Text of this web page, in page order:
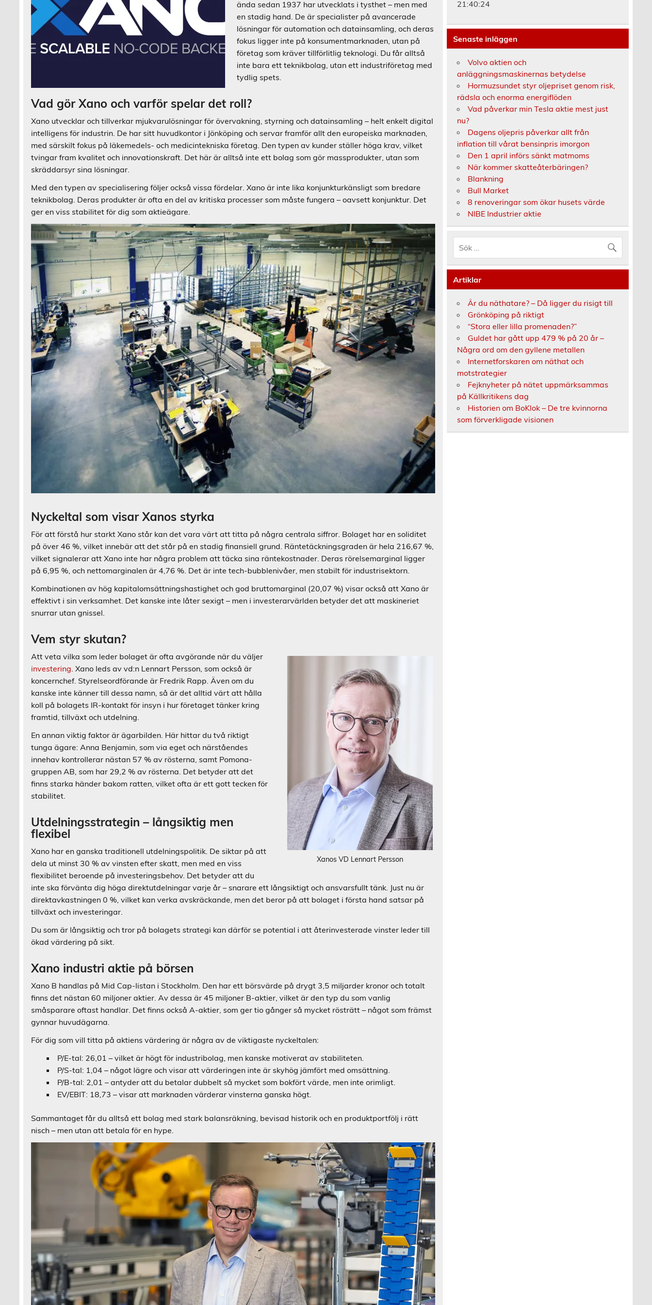
ända sedan 1937 har utvecklats i tysthet – men med
en stadig hand. De är specialister på avancerade
lösningar för automation och datainsamling, och deras
fokus ligger inte på konsumentmarknaden, utan på
företag som kräver tillförlitlig teknologi. Du får alltså
inte bara ett teknikbolag, utan ett industriföretag med
tydlig spets.
Vad gör Xano och varför spelar det roll?
Xano utvecklar och tillverkar mjukvarulösningar för övervakning, styrning och datainsamling – helt enkelt digital
intelligens för industrin. De har sitt huvudkontor i Jönköping och servar framför allt den europeiska marknaden,
med särskilt fokus på läkemedels- och medicintekniska företag. Den typen av kunder ställer höga krav, vilket
tvingar fram kvalitet och innovationskraft. Det här är alltså inte ett bolag som gör massprodukter, utan som
skräddarsyr sina lösningar.
Med den typen av specialisering följer också vissa fördelar. Xano är inte lika konjunkturkänsligt som bredare
teknikbolag. Deras produkter är ofta en del av kritiska processer som måste fungera – oavsett konjunktur. Det
ger en viss stabilitet för dig som aktieägare.
Nyckeltal som visar Xanos styrka
För att förstå hur starkt Xano står kan det vara värt att titta på några centrala siffror. Bolaget har en soliditet
på över 46 %, vilket innebär att det står på en stadig finansiell grund. Räntetäckningsgraden är hela 216,67 %,
vilket signalerar att Xano inte har några problem att täcka sina räntekostnader. Deras rörelsemarginal ligger
på 6,95 %, och nettomarginalen är 4,76 %. Det är inte tech-bubblenivåer, men stabilt för industrisektorn.
Kombinationen av hög kapitalomsättningshastighet och god bruttomarginal (20,07 %) visar också att Xano är
effektivt i sin verksamhet. Det kanske inte låter sexigt – men i investerarvärlden betyder det att maskineriet
snurrar utan gnissel.
Vem styr skutan?
Xanos VD Lennart Persson
Att veta vilka som leder bolaget är ofta avgörande när du väljer
investering . Xano leds av vd:n Lennart Persson, som också är
koncernchef. Styrelseordförande är Fredrik Rapp. Även om du
kanske inte känner till dessa namn, så är det alltid värt att hålla
koll på bolagets IR-kontakt för insyn i hur företaget tänker kring
framtid, tillväxt och utdelning.
En annan viktig faktor är ägarbilden. Här hittar du två riktigt
tunga ägare: Anna Benjamin, som via eget och närståendes
innehav kontrollerar nästan 57 % av rösterna, samt Pomona-
gruppen AB, som har 29,2 % av rösterna. Det betyder att det
finns starka händer bakom ratten, vilket ofta är ett gott tecken för
stabilitet.
Utdelningsstrategin – långsiktig men
flexibel
Xano har en ganska traditionell utdelningspolitik. De siktar på att
dela ut minst 30 % av vinsten efter skatt, men med en viss
flexibilitet beroende på investeringsbehov. Det betyder att du
inte ska förvänta dig höga direktutdelningar varje år – snarare ett långsiktigt och ansvarsfullt tänk. Just nu är
direktavkastningen 0 %, vilket kan verka avskräckande, men det beror på att bolaget i första hand satsar på
tillväxt och investeringar.
Du som är långsiktig och tror på bolagets strategi kan därför se potential i att återinvesterade vinster leder till
ökad värdering på sikt.
Xano industri aktie på börsen
Xano B handlas på Mid Cap-listan i Stockholm. Den har ett börsvärde på drygt 3,5 miljarder kronor och totalt
finns det nästan 60 miljoner aktier. Av dessa är 45 miljoner B-aktier, vilket är den typ du som vanlig
småsparare oftast handlar. Det finns också A-aktier, som ger tio gånger så mycket rösträtt – något som främst
gynnar huvudägarna.
För dig som vill titta på aktiens värdering är några av de viktigaste nyckeltalen:
P/E-tal: 26,01 – vilket är högt för industribolag, men kanske motiverat av stabiliteten.
P/S-tal: 1,04 – något lägre och visar att värderingen inte är skyhög jämfört med omsättning.
P/B-tal: 2,01 – antyder att du betalar dubbelt så mycket som bokfört värde, men inte orimligt.
EV/EBIT: 18,73 – visar att marknaden värderar vinsterna ganska högt.
Sammantaget får du alltså ett bolag med stark balansräkning, bevisad historik och en produktportfölj i rätt
nisch – men utan att betala för en hype.
21:40:25
Senaste inläggen
Volvo aktien och
anläggningsmaskinernas betydelse
Hormuzsundet styr oljepriset genom risk,
rädsla och enorma energiflöden
Vad påverkar min Tesla aktie mest just
nu?
Dagens oljepris påverkar allt från
inflation till vårat bensinpris imorgon
Den 1 april införs sänkt matmoms
När kommer skatteåterbäringen?
Blankning
Bull Market
8 renoveringar som ökar husets värde
NIBE Industrier aktie
Artiklar
Är du näthatare? – Då ligger du risigt till
Grönköping på riktigt
“Stora eller lilla promenaden?”
Guldet har gått upp 479 % på 20 år –
Några ord om den gyllene metallen
Internetforskaren om näthat och
motstrategier
Fejknyheter på nätet uppmärksammas
på Källkritikens dag
Historien om BoKlok – De tre kvinnorna
som förverkligade visionen